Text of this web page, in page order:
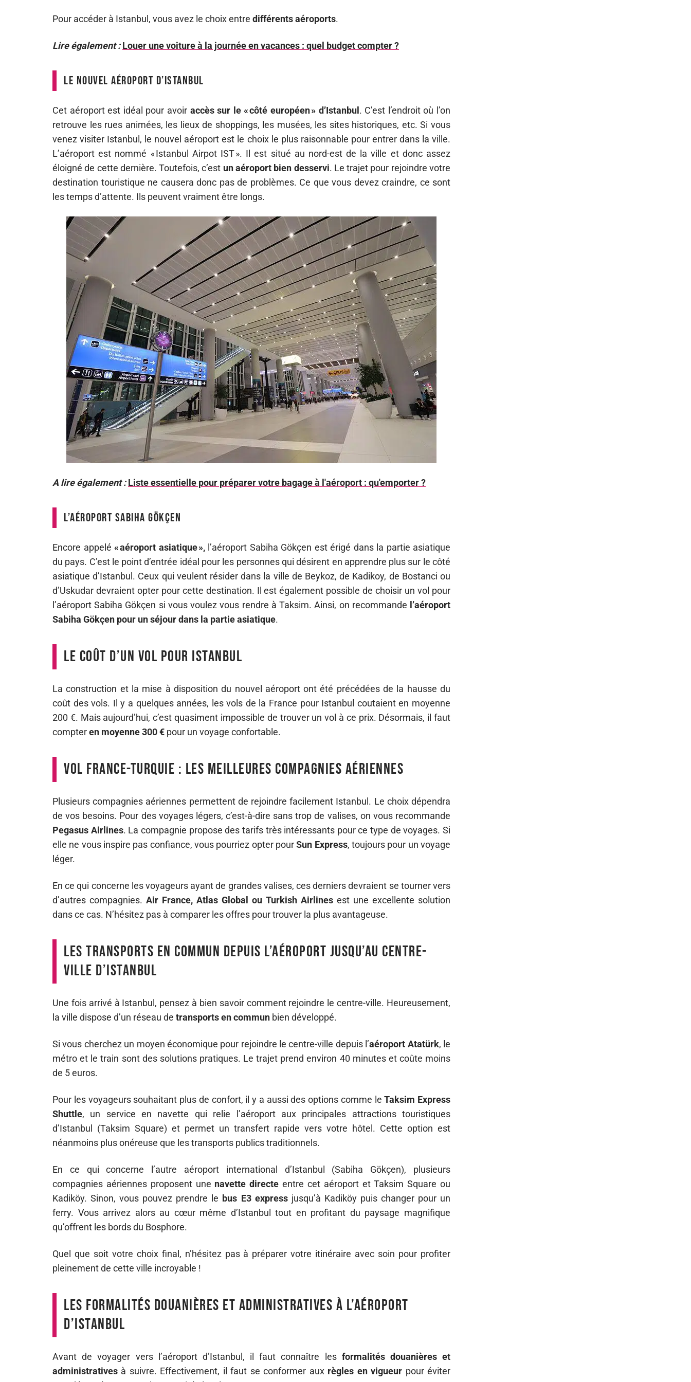
Pour accéder à Istanbul, vous avez le choix entre différents aéroports.
Lire également : Louer une voiture à la journée en vacances : quel budget compter ?
Le nouvel aéroport d’Istanbul
Cet aéroport est idéal pour avoir accès sur le « côté européen » d’Istanbul . C’est l’endroit où l’on
retrouve les rues animées, les lieux de shoppings, les musées, les sites historiques, etc. Si vous
venez visiter Istanbul, le nouvel aéroport est le choix le plus raisonnable pour entrer dans la ville.
L’aéroport est nommé « Istanbul Airpot IST ». Il est situé au nord-est de la ville et donc assez
éloigné de cette dernière. Toutefois, c’est un aéroport bien desservi. Le trajet pour rejoindre votre
destination touristique ne causera donc pas de problèmes. Ce que vous devez craindre, ce sont
les temps d’attente. Ils peuvent vraiment être longs.
A lire également : Liste essentielle pour préparer votre bagage à l'aéroport : qu'emporter ?
L’aéroport Sabiha Gökçen
Encore appelé « aéroport asiatique »,l’aéroport Sabiha Gökçen est érigé dans la partie asiatique
du pays. C’est le point d’entrée idéal pour les personnes qui désirent en apprendre plus sur le côté
asiatique d’Istanbul. Ceux qui veulent résider dans la ville de Beykoz, de Kadikoy, de Bostanci ou
d’Uskudar devraient opter pour cette destination. Il est également possible de choisir un vol pour
l’aéroport Sabiha Gökçen si vous voulez vous rendre à Taksim. Ainsi, on recommande l’aéroport
Sabiha Gökçen pour un séjour dans la partie asiatique.
Le coût d’un vol pour Istanbul
La construction et la mise à disposition du nouvel aéroport ont été précédées de la hausse du
coût des vols. Il y a quelques années, les vols de la France pour Istanbul coutaient en moyenne
200 €. Mais aujourd’hui, c’est quasiment impossible de trouver un vol à ce prix. Désormais, il faut
compteren moyenne 300 € pour un voyage confortable.
Vol France-Turquie : les meilleures compagnies aériennes
Plusieurs compagnies aériennes permettent de rejoindre facilement Istanbul. Le choix dépendra
de vos besoins. Pour des voyages légers, c’est-à-dire sans trop de valises, on vous recommande
Pegasus Airlines. La compagnie propose des tarifs très intéressants pour ce type de voyages. Si
elle ne vous inspire pas confiance, vous pourriez opter pourSun Express, toujours pour un voyage
léger.
En ce qui concerne les voyageurs ayant de grandes valises, ces derniers devraient se tourner vers
d’autres compagnies. Air France, Atlas Global ou Turkish Airlines est une excellente solution
dans ce cas. N’hésitez pas à comparer les offres pour trouver la plus avantageuse.
Les transports en commun depuis l’aéroport jusqu’au centre-
ville d’Istanbul
Une fois arrivé à Istanbul, pensez à bien savoir comment rejoindre le centre-ville. Heureusement,
la ville dispose d’un réseau de transports en commun bien développé.
Si vous cherchez un moyen économique pour rejoindre le centre-ville depuis l’aéroport Atatürk, le
métro et le train sont des solutions pratiques. Le trajet prend environ 40 minutes et coûte moins
de 5 euros.
Pour les voyageurs souhaitant plus de confort, il y a aussi des options comme leTaksim Express
Shuttle, un service en navette qui relie l’aéroport aux principales attractions touristiques
d’Istanbul (Taksim Square) et permet un transfert rapide vers votre hôtel. Cette option est
néanmoins plus onéreuse que les transports publics traditionnels.
En ce qui concerne l’autre aéroport international d’Istanbul (Sabiha Gökçen), plusieurs
compagnies aériennes proposent une navette directe entre cet aéroport et Taksim Square ou
Kadiköy. Sinon, vous pouvez prendre le bus E3 expressjusqu’à Kadiköy puis changer pour un
ferry. Vous arrivez alors au cœur même d’Istanbul tout en profitant du paysage magnifique
qu’offrent les bords du Bosphore.
Quel que soit votre choix final, n’hésitez pas à préparer votre itinéraire avec soin pour profiter
pleinement de cette ville incroyable !
Les formalités douanières et administratives à l’aéroport
d’Istanbul
Avant de voyager vers l’aéroport d’Istanbul, il faut connaître les formalités douanières et
administratives à suivre. Effectivement, il faut se conformer aux règles en vigueur pour éviter